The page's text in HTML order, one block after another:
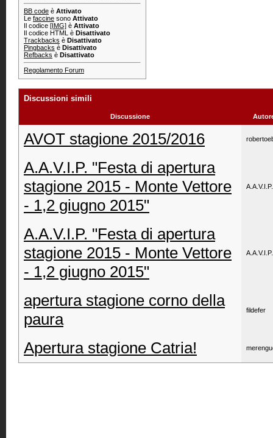
BB code è Attivato
Le faccine sono Attivato
Il codice [IMG] è Attivato
Il codice HTML è Disattivato
Trackbacks è Disattivato
Pingbacks è Disattivato
Refbacks è Disattivato
Regolamento Forum
Discussioni simili
Discussione
AVOT stagione 2015/2016
A.A.V.I.P. "Festa di apertura
stagione 2015 - Monte Vettore
- 1,2 giugno 2015"
A.A.V.I.P.
A.A.V.I.P. "Festa di apertura
stagione 2015 - Monte Vettore
- 1,2 giugno 2015"
A.A.V.I.P.
apertura stagione corno della
paura
fildefer
Apertura stagione Catria!